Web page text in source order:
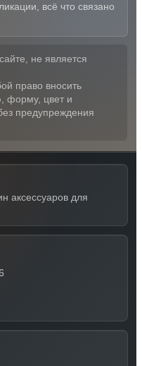
всё что связано
не является
право вносить
форму, цвет и
предупреждения
аксессуаров для